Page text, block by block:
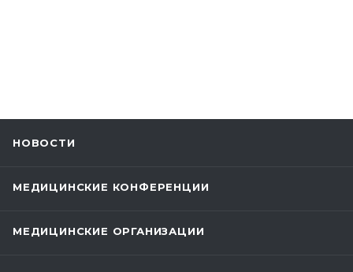
НОВОСТИ
МЕДИЦИНСКИЕ КОНФЕРЕНЦИИ
МЕДИЦИНСКИЕ ОРГАНИЗАЦИИ